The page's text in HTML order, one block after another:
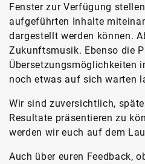
Fenster zur Verfügung
aufgeführten Inhalte
dargestellt werden können.
Zukunftsmusik. Ebenso die
Übersetzungsmöglichkeiten
noch etwas auf sich warten
Wir sind zuversichtlich,
Resultate präsentieren zu
werden wir euch auf dem
Auch über euren Feedback,